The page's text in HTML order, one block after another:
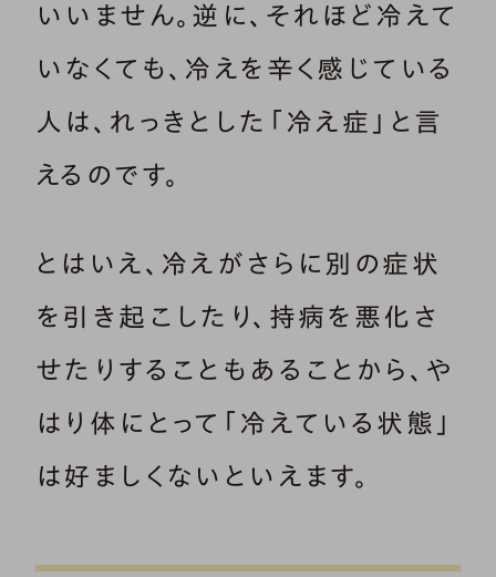
いいません。逆に、それほど冷えて
いなくても、冷えを辛く感じている
人は、れっきとした「冷え症」と言
えるのです。
とはいえ、冷えがさらに別の症状
を引き起こしたり、持病を悪化さ
せたりすることもあることから、や
はり体にとって「冷えている状態」
は好ましくないといえます。